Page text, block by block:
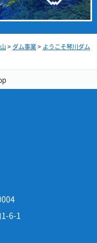
> ダム事業> ようこそ琴川ダム
6-1